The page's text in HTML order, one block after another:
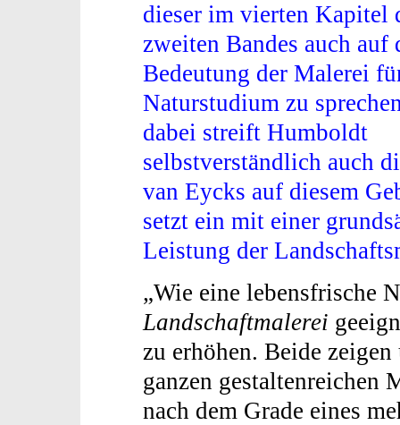
dieser im vierten Kapitel
zweiten Bandes auch auf
Bedeutung der Malerei
Naturstudium zu
dabei streift Humboldt
selbstverständlich auch
van Eycks auf diesem
setzt ein mit einer
Leistung der
„Wie eine lebensfrische
Landschaftmalerei
zu erhöhen. Beide
ganzen
nach dem Grade eines